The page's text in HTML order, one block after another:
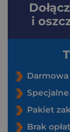
i
Darmowa
Pakiet
Brak